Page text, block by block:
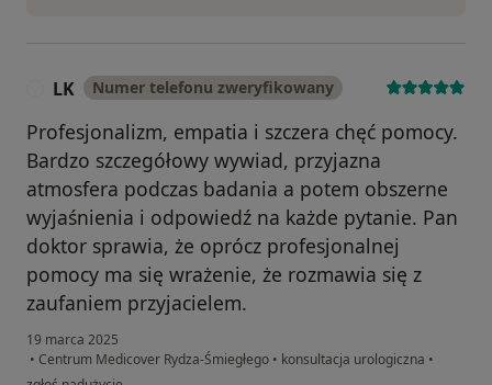
LK Numer telefonu zweryfikowany
Profesjonalizm, empatia i szczera chęć pomocy.
Bardzo szczegółowy wywiad, przyjazna
atmosfera podczas badania a potem obszerne
wyjaśnienia i odpowiedź na każde pytanie. Pan
doktor sprawia, że oprócz profesjonalnej
pomocy ma się wrażenie, że rozmawia się z
zaufaniem przyjacielem.
19 marca 2025
• Centrum Medicover Rydza-Śmiegłego • konsultacja urologiczna •
w opinii użytkownika LK